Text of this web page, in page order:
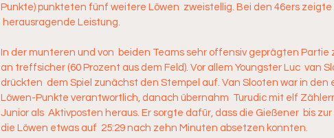
Punkte) punkteten fünf weitere Löwen  zweistellig. Bei den 46ers
herausragende Leistung.
In der munteren und von  beiden Teams sehr offensiv geprägten Partie
an treffsicher (60 Prozent aus dem Feld). Vor allem Youngster Luc  van
drückten  dem Spiel zunächst den Stempel auf. Van Slooten war in
Löwen-Punkte verantwortlich, danach übernahm  Turudic mit elf
Junior als  Aktivposten heraus. Er sorgte dafür, dass die Gießener  bis
die Löwen etwas auf  25:29 nach zehn Minuten absetzen konnten.